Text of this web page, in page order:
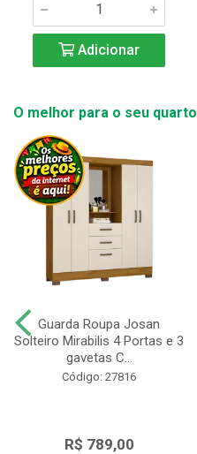
Adicionar
O melhor para o seu quarto
Guarda Roupa Josan
Solteiro Mirabilis 4 Portas e 3
gavetas C...
Código: 27816
R$ 789,00